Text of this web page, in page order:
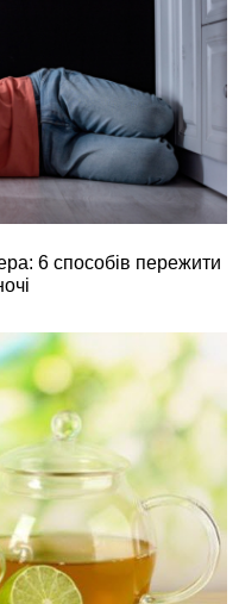
6 способів пережити